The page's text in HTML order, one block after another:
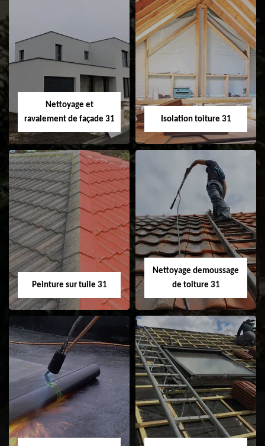
Pose et
changement de
fenêtre de toit et
Velux 31
Nettoyage et pose
Nettoyage et
ravalement de façade 31
Nettoyage et
ravalement de
façade 31
Isolation toiture 31
Isolation toiture 31
Peinture sur tuile 31
Peinture sur tuile
31
Nettoyage demoussage
de toiture 31
Nettoyage
demoussage de
toiture 31